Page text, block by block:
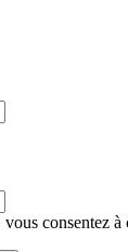
consentez